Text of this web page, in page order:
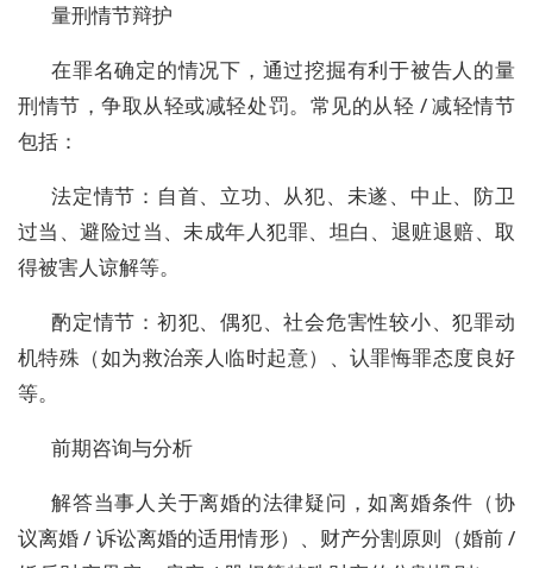
量刑情节辩护
在罪名确定的情况下，通过挖掘有利于被告人的量
刑情节，争取从轻或减轻处罚。常见的从轻 / 减轻情节
包括：
法定情节：自首、立功、从犯、未遂、中止、防卫
过当、避险过当、未成年人犯罪、坦白、退赃退赔、取
得被害人谅解等。
酌定情节：初犯、偶犯、社会危害性较小、犯罪动
机特殊（如为救治亲人临时起意）、认罪悔罪态度良好
等。
前期咨询与分析
解答当事人关于离婚的法律疑问，如离婚条件（协
议离婚 / 诉讼离婚的适用情形）、财产分割原则（婚前 /